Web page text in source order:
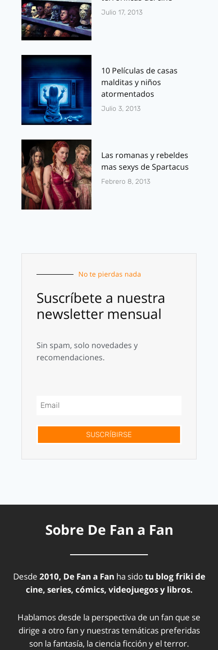
Julio 17, 2013
10 Películas de casas
malditas y niños
atormentados
Julio 3, 2013
Las romanas y rebeldes
mas sexys de Spartacus
Febrero 8, 2013
No te pierdas nada
Suscríbete a nuestra
newsletter mensual
Sin spam, solo novedades y
recomendaciones.
SUSCRÍBIRSE
Sobre De Fan a Fan
Desde 2010, De Fan a Fan ha sidotu blog friki de
cine, series, cómics, videojuegos y libros.
Hablamos desde la perspectiva de un fan que se
dirige a otro fan y nuestras temáticas preferidas
son la fantasía, la ciencia ficción y el terror.